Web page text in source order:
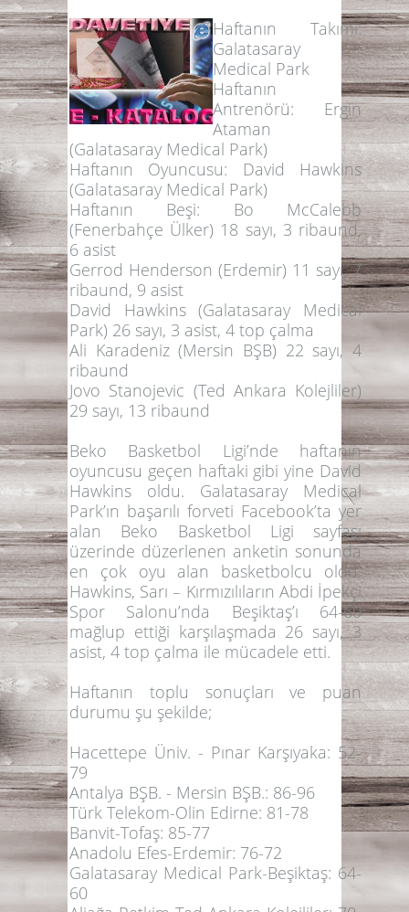
Haftanın Takımı:
Galatasaray
Medical Park
Haftanın
Antrenörü: Ergin
Ataman
(Galatasaray Medical Park)
Haftanın Oyuncusu: David Hawkins
(Galatasaray Medical Park)
Haftanın Beşi: Bo McCalebb
(Fenerbahçe Ülker) 18 sayı, 3 ribaund,
6 asist
Gerrod Henderson (Erdemir) 11 sayı, 7
ribaund, 9 asist
David Hawkins (Galatasaray Medical
Park) 26 sayı, 3 asist, 4 top çalma
Ali Karadeniz (Mersin BŞB) 22 sayı, 4
ribaund
Jovo Stanojevic (Ted Ankara Kolejliler)
29 sayı, 13 ribaund
Beko Basketbol Ligi’nde haftanın
oyuncusu geçen haftaki gibi yine David
Hawkins oldu. Galatasaray Medical
Park’ın başarılı forveti Facebook’ta yer
alan Beko Basketbol Ligi sayfası
üzerinde düzerlenen anketin sonunda
en çok oyu alan basketbolcu oldu.
Hawkins, Sarı – Kırmızılıların Abdi İpekçi
Spor Salonu’nda Beşiktaş’ı 64-60
mağlup ettiği karşılaşmada 26 sayı, 3
asist, 4 top çalma ile mücadele etti.
Haftanın toplu sonuçları ve puan
durumu şu şekilde;
Hacettepe Üniv. - Pınar Karşıyaka: 52-
79
Antalya BŞB. - Mersin BŞB.: 86-96
Türk Telekom-Olin Edirne: 81-78
Banvit-Tofaş: 85-77
Anadolu Efes-Erdemir: 76-72
Galatasaray Medical Park-Beşiktaş: 64-
60